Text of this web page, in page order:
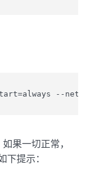
--
果一切正常，
下提示：